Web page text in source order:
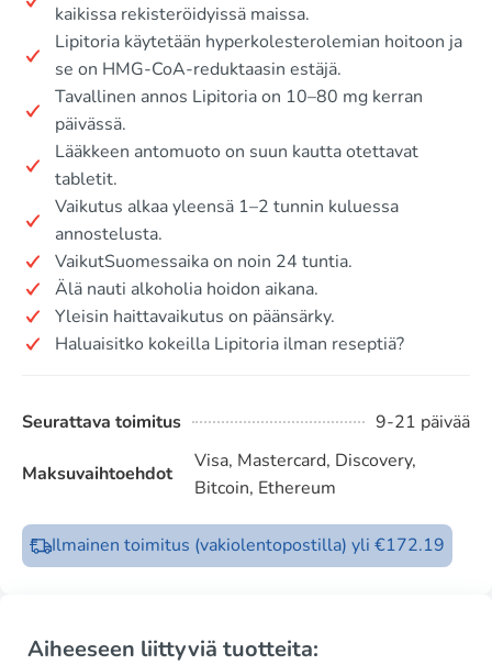
kaikissa rekisteröidyissä maissa.
Lipitoria käytetään hyperkolesterolemian hoitoon ja
se on HMG-CoA-reduktaasin estäjä.
Tavallinen annos Lipitoria on 10–80 mg kerran
päivässä.
Lääkkeen antomuoto on suun kautta otettavat
tabletit.
Vaikutus alkaa yleensä 1–2 tunnin kuluessa
annostelusta.
VaikutSuomessaika on noin 24 tuntia.
Älä nauti alkoholia hoidon aikana.
Yleisin haittavaikutus on päänsärky.
Haluaisitko kokeilla Lipitoria ilman reseptiä?
Seurattava toimitus 9-21 päivää
Maksuvaihtoehdot
Visa, Mastercard, Discovery,
Bitcoin, Ethereum
Ilmainen toimitus (vakiolentopostilla) yli €172.19
Aiheeseen liittyviä tuotteita: